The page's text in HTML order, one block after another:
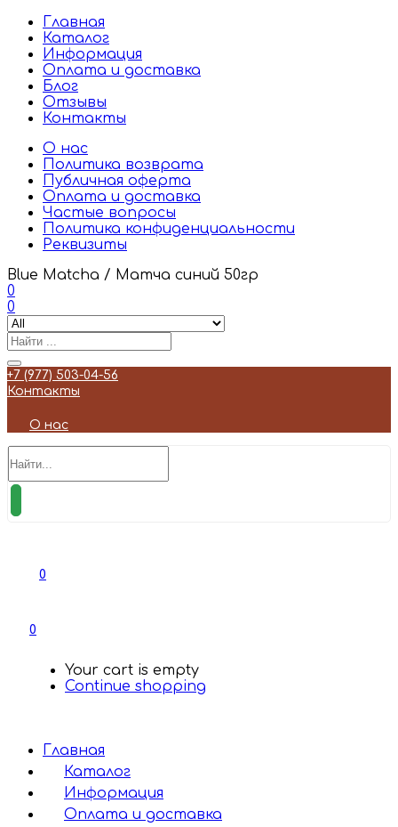
Главная
Каталог
Информация
Оплата и доставка
Блог
Отзывы
Контакты
О нас
Политика возврата
Публичная оферта
Оплата и доставка
Частые вопросы
Политика конфиденциальности
Реквизиты
Blue Matcha / Матча синий 50гр
0
0
+7 (977) 503-04-56
Контакты
О нас
0
0
Your cart is empty
Continue shopping
Главная
Каталог
Информация
Оплата и доставка